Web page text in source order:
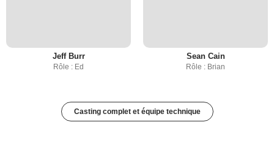
Jeff Burr
Rôle : Ed
Sean Cain
Rôle : Brian
Casting complet et équipe technique